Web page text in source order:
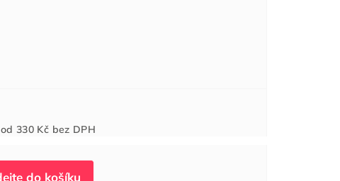
od330 Kč bez DPHcena: